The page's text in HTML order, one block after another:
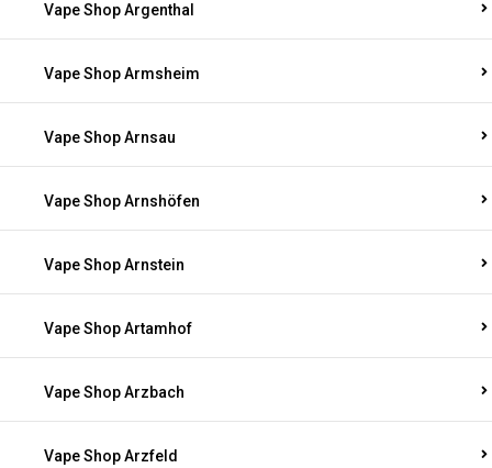
Vape Shop Argenthal
Vape Shop Armsheim
Vape Shop Arnsau
Vape Shop Arnshöfen
Vape Shop Arnstein
Vape Shop Artamhof
Vape Shop Arzbach
Vape Shop Arzfeld